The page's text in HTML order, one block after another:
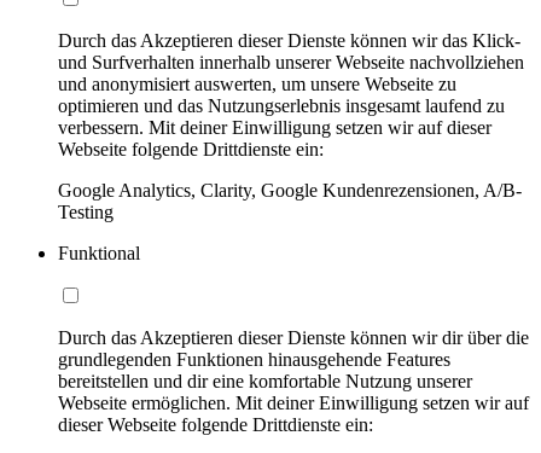
Durch das Akzeptieren dieser Dienste können wir das Klick-
und Surfverhalten innerhalb unserer Webseite nachvollziehen
und anonymisiert auswerten, um unsere Webseite zu
optimieren und das Nutzungserlebnis insgesamt laufend zu
verbessern. Mit deiner Einwilligung setzen wir auf dieser
Webseite folgende Drittdienste ein:
Google Analytics, Clarity, Google Kundenrezensionen, A/B-
Testing
Funktional
Durch das Akzeptieren dieser Dienste können wir dir über die
grundlegenden Funktionen hinausgehende Features
bereitstellen und dir eine komfortable Nutzung unserer
Webseite ermöglichen. Mit deiner Einwilligung setzen wir auf
dieser Webseite folgende Drittdienste ein: